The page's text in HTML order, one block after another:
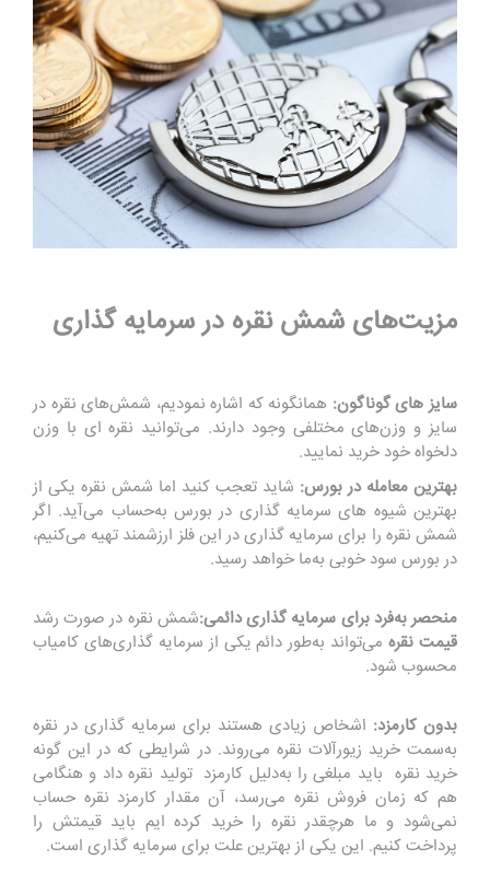
مزیت‌های شمش نقره در سرمایه گذاری
سایز های گوناگون: همانگونه که اشاره نمودیم، شمش‌های نقره در
سایز و وزن‌های مختلفی وجود دارند. می‌توانید نقره ای با وزن
دلخواه خود خرید نمایید.
بهترین معامله در بورس: شاید تعجب کنید اما شمش نقره یکی از
بهترین شیوه های سرمایه گذاری در بورس به‌حساب می‌آید. اگر
شمش نقره را برای سرمایه گذاری در این فلز ارزشمند تهیه می‌کنیم،
در بورس سود خوبی به‌ما خواهد رسید.
منحصر به‌فرد برای سرمایه گذاری دائمی:شمش نقره در صورت رشد
قیمت نقرهمی‌تواند به‌طور دائم یکی از سرمایه گذاری‌های کامیاب
محسوب شود.
بدون کارمزد: اشخاص زیادی هستند برای سرمایه گذاری در نقره
به‌سمت خرید زیورآلات نقره می‌روند. در شرایطی که در این گونه
خرید نقره باید مبلغی را به‌دلیل کارمزد تولید نقره داد و هنگامی
هم که زمان فروش نقره می‌رسد، آن مقدار کارمزد نقره حساب
نمی‌شود و ما هرچقدر نقره را خرید کرده ایم باید قیمتش را
پرداخت کنیم. این یکی از بهترین علت برای سرمایه گذاری است.